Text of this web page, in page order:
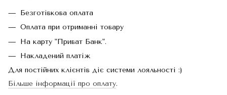
Безготівкова оплата
Оплата при отриманні товару
На карту "Приват Банк".
Накладений платіж
Для постійних клієнтів діє системи лояльності :)
Більше інформації про оплату.